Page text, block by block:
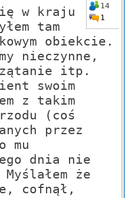
14
1
w kraju
tam
obiekcie.
nieczynne,
itp.
swoim
z takim
(coś
przez
mu
dnia nie
że
cofnął,